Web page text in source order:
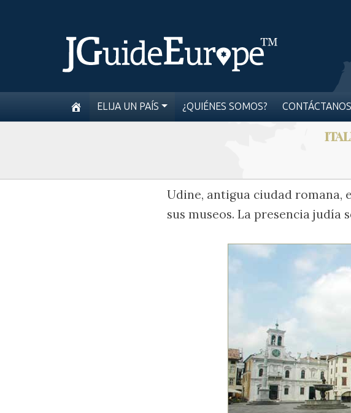
ELIJA UN PAÍS ¿QUIÉNES SOMOS? CONTÁCTANOS
Udine, antigua ciudad romana,
sus museos. La presencia judía